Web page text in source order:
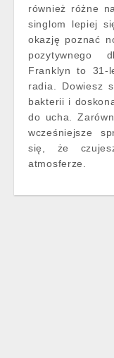
również różne
singlom lepiej
okazję poznać
pozytywnego
Franklyn to 31-
radia. Dowiesz
bakterii i
do ucha.
wcześniejsze
się, że
atmosferze.